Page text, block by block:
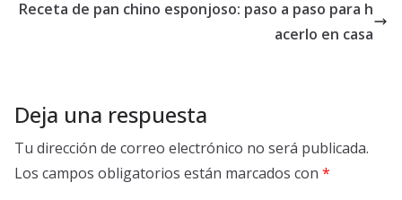
Receta de pan chino esponjoso: paso a paso para h
acerlo en casa
Deja una respuesta
Tu dirección de correo electrónico no será publicada.
Los campos obligatorios están marcados con *